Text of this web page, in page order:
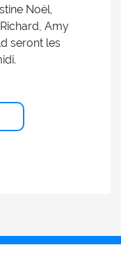
Noël,
Amy
seront les